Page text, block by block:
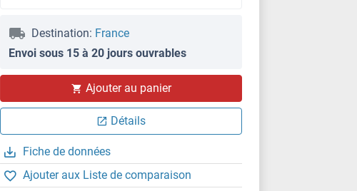
Destination: France
Envoi sous 15 à 20 jours ouvrables
Ajouter au panier
Détails
Fiche de données
Ajouter aux Liste de comparaison